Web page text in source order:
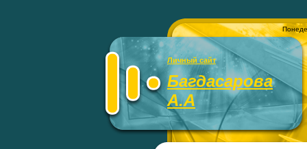
Личный сайт
Багдасарова
А.А